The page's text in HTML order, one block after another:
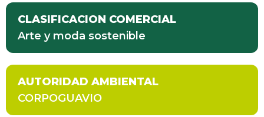
CLASIFICACION COMERCIAL
Arte y moda sostenible
AUTORIDAD AMBIENTAL
CORPOGUAVIO